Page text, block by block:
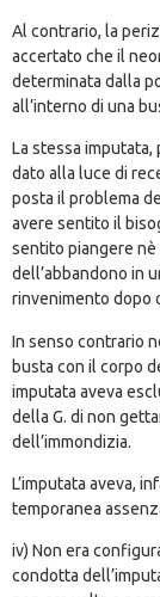
Al contrario, la
accertato che il
determinata dalla
all’interno di una
La stessa
dato alla luce di
posta il problema
avere sentito il
sentito piangere nè
dell’abbandono in
rinvenimento dopo
In senso contrario
busta con il corpo
imputata aveva
della G. di non
dell’immondizia.
L’imputata aveva,
temporanea
iv) Non era
condotta